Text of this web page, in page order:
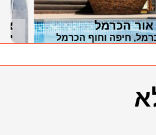
אור הכרמל
חיפה וחוף הכרמל